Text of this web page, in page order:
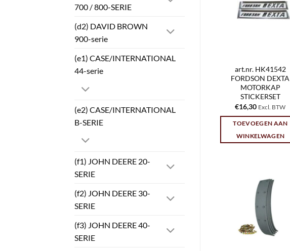
700 / 800-SERIE
(d2) DAVID BROWN
900-serie
(e1) CASE/INTERNATIONAL
44-serie
(e2) CASE/INTERNATIONAL
B-SERIE
(f1) JOHN DEERE 20-
SERIE
(f2) JOHN DEERE 30-
SERIE
(f3) JOHN DEERE 40-
SERIE
art.nr. HK41542
FORDSON DEXTA
MOTORKAP
STICKERSET
€16,30 Excl. BTW
TOEVOEGEN AAN
WINKELWAGEN